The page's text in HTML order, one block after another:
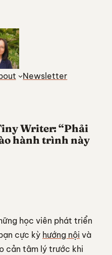
Newsletter
Writer: “Phải
hành trình này
học viên phát triển
cực kỳ hướng nội và
cản tâm lý trước khi